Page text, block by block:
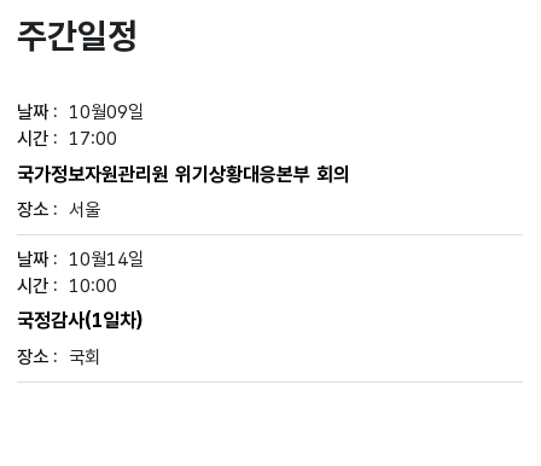
주간일정
10월09일
17:00
국가정보자원관리원 위기상황대응본부 회의
서울
10월14일
10:00
국정감사(1일차)
국회